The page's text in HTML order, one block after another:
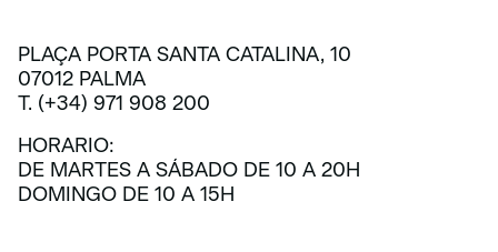
PLAÇA PORTA SANTA CATALINA, 10
07012 PALMA
T. (+34) 971 908 200
HORARIO:
DE MARTES A SÁBADO DE 10 A 20H
DOMINGO DE 10 A 15H